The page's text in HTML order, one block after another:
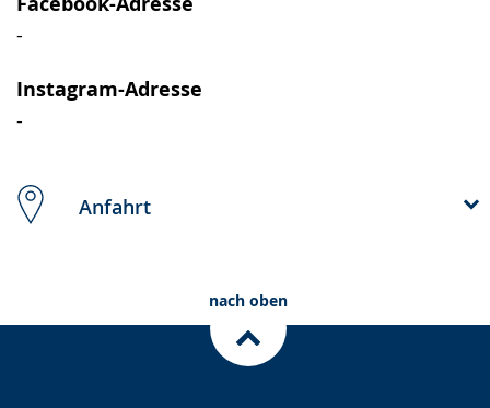
-
Instagram-Adresse
-
Anfahrt
nach oben